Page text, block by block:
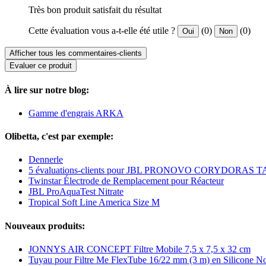
Très bon produit satisfait du résultat
Cette évaluation vous a-t-elle été utile ? Oui (0) Non (0)
Afficher tous les commentaires-clients
Evaluer ce produit
À lire sur notre blog:
Gamme d'engrais ARKA
Olibetta, c'est par exemple:
Dennerle
5 évaluations-clients pour JBL PRONOVO CORYDORAS
Twinstar Électrode de Remplacement pour Réacteur
JBL ProAquaTest Nitrate
Tropical Soft Line America Size M
Nouveaux produits:
JONNYS AIR CONCEPT Filtre Mobile 7,5 x 7,5 x 32 cm
Tuyau pour Filtre Me FlexTube 16/22 mm (3 m) en Silicone